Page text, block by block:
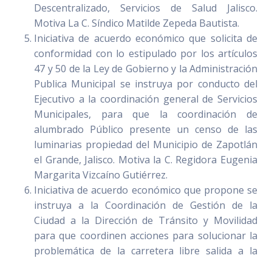
Descentralizado, Servicios de Salud Jalisco.
Motiva La C. Síndico Matilde Zepeda Bautista.
Iniciativa de acuerdo económico que solicita de
conformidad con lo estipulado por los artículos
47 y 50 de la Ley de Gobierno y la Administración
Publica Municipal se instruya por conducto del
Ejecutivo a la coordinación general de Servicios
Municipales, para que la coordinación de
alumbrado Público presente un censo de las
luminarias propiedad del Municipio de Zapotlán
el Grande, Jalisco. Motiva la C. Regidora Eugenia
Margarita Vizcaíno Gutiérrez.
Iniciativa de acuerdo económico que propone se
instruya a la Coordinación de Gestión de la
Ciudad a la Dirección de Tránsito y Movilidad
para que coordinen acciones para solucionar la
problemática de la carretera libre salida a la